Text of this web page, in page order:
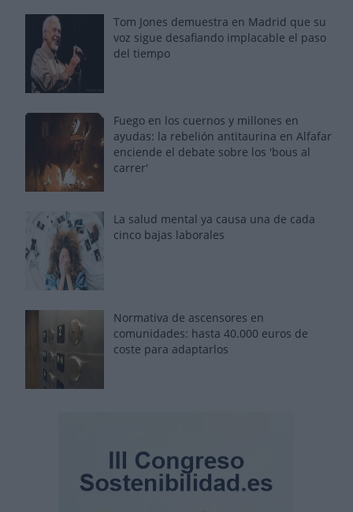
Tom Jones demuestra en Madrid que su
voz sigue desafiando implacable el paso
del tiempo
Fuego en los cuernos y millones en
ayudas: la rebelión antitaurina en Alfafar
enciende el debate sobre los 'bous al
carrer'
La salud mental ya causa una de cada
cinco bajas laborales
Normativa de ascensores en
comunidades: hasta 40.000 euros de
coste para adaptarlos